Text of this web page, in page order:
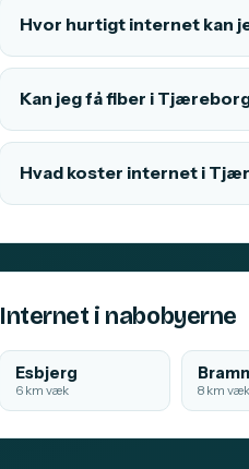
Hvor hurtigt internet kan
Kan jeg få fiber i
Hvad koster internet i
Internet i nabobyerne
Esbjerg
6 km væk 8 km væk